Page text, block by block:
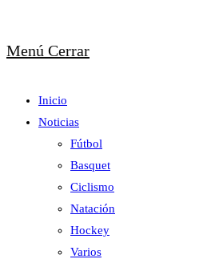
Menú Cerrar
Inicio
Noticias
Fútbol
Basquet
Ciclismo
Natación
Hockey
Varios